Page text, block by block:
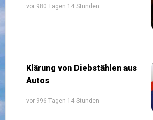
vor 980 Tagen 14 Stunden
Klärung von Diebstählen aus
Autos
vor 996 Tagen 14 Stunden